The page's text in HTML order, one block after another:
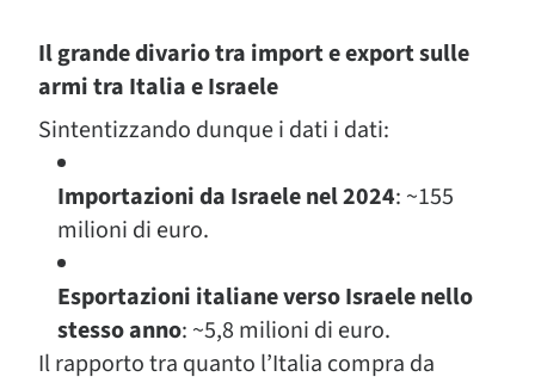
Il grande divario tra import e export sulle
armi tra Italia e Israele
Sintentizzando dunque i dati i dati:
Importazioni da Israele nel 2024: ~155
milioni di euro.
Esportazioni italiane verso Israele nello
stesso anno: ~5,8 milioni di euro.
Il rapporto tra quanto l’Italia compra da